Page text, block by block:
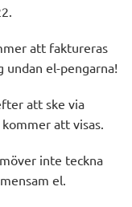
att faktureras
undan el-pengarna!
att ske via
att visas.
inte teckna
el.